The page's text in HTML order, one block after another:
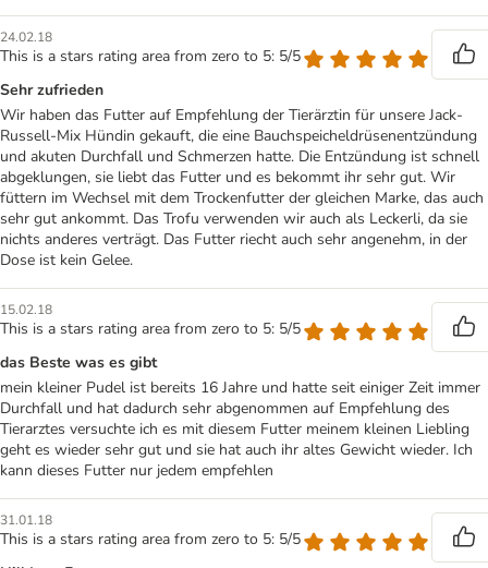
24.02.18
This is a stars rating area from zero to 5: 5/5
Sehr zufrieden
Wir haben das Futter auf Empfehlung der Tierärztin für unsere Jack-
Russell-Mix Hündin gekauft, die eine Bauchspeicheldrüsenentzündung
und akuten Durchfall und Schmerzen hatte. Die Entzündung ist schnell
abgeklungen, sie liebt das Futter und es bekommt ihr sehr gut. Wir
füttern im Wechsel mit dem Trockenfutter der gleichen Marke, das auch
sehr gut ankommt. Das Trofu verwenden wir auch als Leckerli, da sie
nichts anderes verträgt. Das Futter riecht auch sehr angenehm, in der
Dose ist kein Gelee.
15.02.18
This is a stars rating area from zero to 5: 5/5
das Beste was es gibt
mein kleiner Pudel ist bereits 16 Jahre und hatte seit einiger Zeit immer
Durchfall und hat dadurch sehr abgenommen auf Empfehlung des
Tierarztes versuchte ich es mit diesem Futter meinem kleinen Liebling
geht es wieder sehr gut und sie hat auch ihr altes Gewicht wieder. Ich
kann dieses Futter nur jedem empfehlen
31.01.18
This is a stars rating area from zero to 5: 5/5